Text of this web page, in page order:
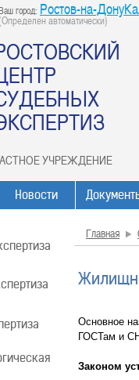
город: Ростов-на-
(Определен автоматически)
УЧРЕЖДЕНИЕ
Новости
Главная
Основное
ГОСТам и
Законом